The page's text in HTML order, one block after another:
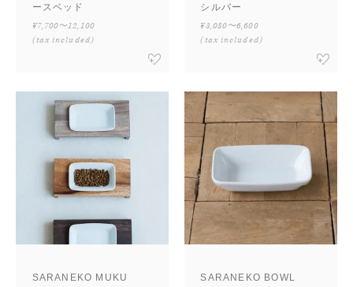
ースベッド
¥7,700〜12,100
(tax included)
シルバー
¥3,080〜6,600
(tax included)
SARANEKO MUKU
SARANEKO BOWL